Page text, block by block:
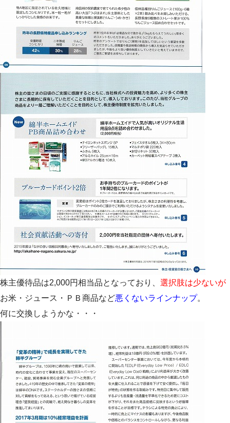
株主優待品は2,000円相当品となっており、 選択肢は少ないが
お米・ジュース・ＰＢ商品など悪くないラインナップ。
何に交換しようかな・・・